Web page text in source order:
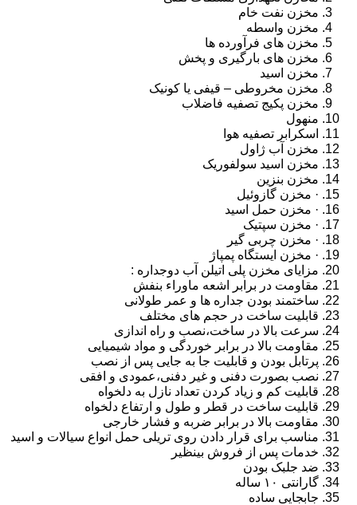
مخزن نفت خام
مخزن واسطه
مخزن های فرآورده ها
مخزن های بارگیری و پخش
مخزن اسید
مخزن مخروطی – قیفی یا کونیک
مخزن پکیج تصفیه فاضلاب
منهول
اسکرابر تصفیه هوا
مخزن آب ژاول
مخزن اسید سولفوریک
مخزن بنزین
· مخزن گازوئیل
· مخزن حمل اسید
· مخزن سپتیک
· مخزن چربی گیر
· مخزن ایستگاه پمپاژ
مزایای مخزن پلی اتیلن آب دوجداره :
مقاومت در برابر اشعه ماوراء بنفش
ساختمند بودن جداره ها و عمر طولانی
قابلیت ساخت در حجم های مختلف
سرعت بالا در ساخت،نصب و راه اندازی
مقاومت بالا در برابر خوردگی و مواد شیمیایی
پرتابل بودن و قابلیت جا به جایی پس از نصب
نصب بصورت دفنی و غیر دفنی،عمودی و افقی
قابلیت کم و زیاد کردن تعداد نازل به دلخواه
قابلیت ساخت در قطر و طول و ارتفاع دلخواه
مقاومت بالا در برابر ضربه و فشار خارجی
مناسب برای قرار دادن روی تریلی حمل انواع سیالات و اسید
خدمات پس از فروش بینظیر
ضد جلبک بودن
گارانتی ۱۰ ساله
جابجایی ساده